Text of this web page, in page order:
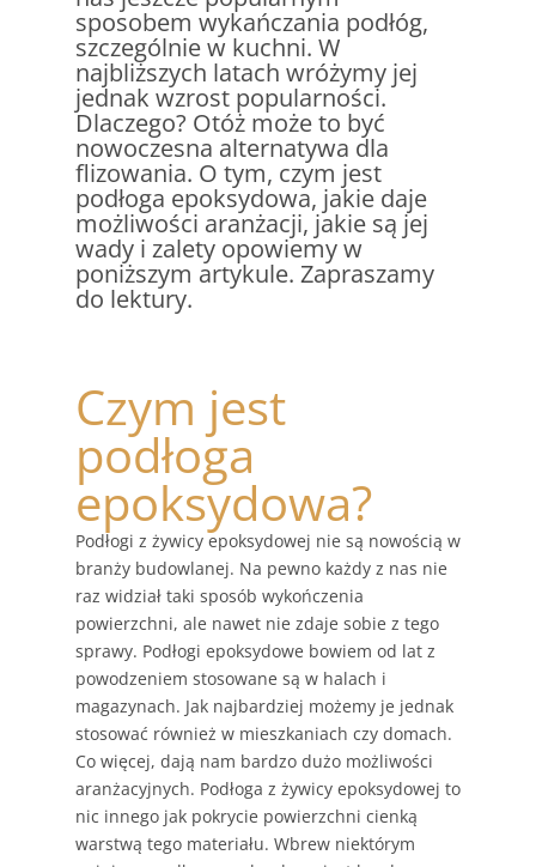
sposobem wykańczania podłóg,
szczególnie w kuchni. W
najbliższych latach wróżymy jej
jednak wzrost popularności.
Dlaczego? Otóż może to być
nowoczesna alternatywa dla
flizowania. O tym, czym jest
podłoga epoksydowa, jakie daje
możliwości aranżacji, jakie są jej
wady i zalety opowiemy w
poniższym artykule. Zapraszamy
do lektury.
Czym jest
podłoga
epoksydowa?
Podłogi z żywicy epoksydowej nie są nowością w
branży budowlanej. Na pewno każdy z nas nie
raz widział taki sposób wykończenia
powierzchni, ale nawet nie zdaje sobie z tego
sprawy. Podłogi epoksydowe bowiem od lat z
powodzeniem stosowane są w halach i
magazynach. Jak najbardziej możemy je jednak
stosować również w mieszkaniach czy domach.
Co więcej, dają nam bardzo dużo możliwości
aranżacyjnych. Podłoga z żywicy epoksydowej to
nic innego jak pokrycie powierzchni cienką
warstwą tego materiału. Wbrew niektórym